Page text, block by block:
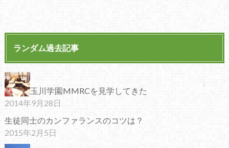
ランダム過去記事
玉川学園MMRCを見学してきた
2014年9月28日
生徒同士のカンファランスのコツは？
2015年2月5日